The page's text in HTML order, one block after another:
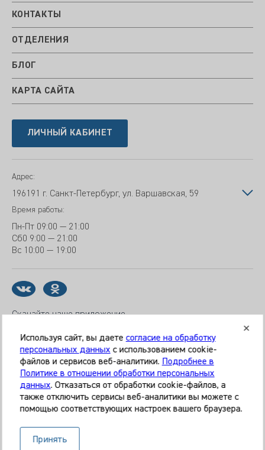
КОНТАКТЫ
ОТДЕЛЕНИЯ
БЛОГ
КАРТА САЙТА
ЛИЧНЫЙ КАБИНЕТ
Адрес:
196191 г. Санкт-Петербург, ул. Варшавская, 59
Время работы:
Пн-Пт 09:00 — 21:00
Сб0 9:00 — 21:00
Вс 10:00 — 19:00
Скачайте наше приложение
© 2026 Клиника «МЕДИКАЛ ОН ГРУП»
Все права защищены
Информация, представленная на сайте, является
постановки диагноза, назначения лечения. Необходима
очная консультация специалиста. Используя данный сайт,
Используя сайт, вы даете согласие на обработку
персональных данныхс использованием cookie-
файлов и сервисов веб-аналитики. Подробнее в
Политике в отношении обработки персональных
данных. Отказаться от обработки cookie-файлов, а
также отключить сервисы веб-аналитики вы можете с
помощью соответствующих настроек вашего браузера.
Принять